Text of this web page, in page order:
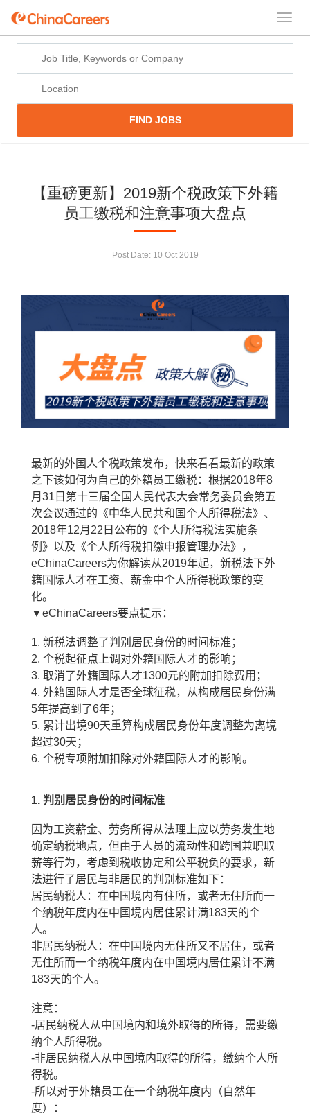
FIND JOBS
【重磅更新】2019新个税政策下外籍
员工缴税和注意事项大盘点
Post Date: 10 Oct 2019
最新的外国人个税政策发布，快来看看最新的政策
之下该如何为自己的外籍员工缴税：根据2018年8
月 31 日第十三届全国人民代表大会常务委员会第五
次会议通过的《中华人民共和国个人所得税法》、
2018年12月 22 日公布的《个人所得税法实施条
例》以及《个人所得税扣缴申报管理办法》，
eChinaCareers为你解读从2019年起，新税法下外
籍 国际人才在工资、薪金中个人所得税政策的变
化。
▼eChinaCareers要点提示：
1. 新税法调整了判别居民身份的时间标准；
2. 个税起征点上调对外籍国际人才的影响；
3. 取消了外籍国际人才1300元的附加扣除费用；
4. 外籍国际人才是否全球征税，从构成居民身份满
5年提高到了6年；
5. 累计出境90天重算构成居民身份年度调整为离境
超过30天；
6. 个税专项附加扣除对外籍国际人才的影响。
1. 判别居民身份的时间标准
因为工资薪金、劳务所得从法理上应以劳务发生地
确定纳税地点，但由于人员的流动性和跨国兼职取
薪等行为，考虑到税收协定和公平税负的要求，新
法进行了居民与非居民的判别标准如下：
居民纳税人： 在中国境内有住所，或者无住所而一
个纳税年度内在中国境内居住累计满183天的个
人。
非居民纳税人： 在中国境内无住所又不居住，或者
无住所而一个纳税年度内在中国境内居住累计不满
183天的个人。
注意：
-居民纳税人从中国境内和境外取得的所得，需要缴
纳个人所得税。
-非居民纳税人从中国境内取得的所得，缴纳个人所
得税。
-所以对于外籍员工在一个纳税年度内（自然年
度）：